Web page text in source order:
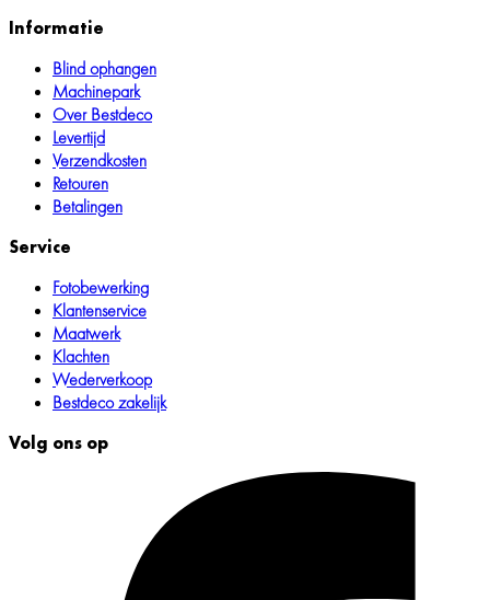
Informatie
Blind ophangen
Machinepark
Over Bestdeco
Levertijd
Verzendkosten
Retouren
Betalingen
Service
Fotobewerking
Klantenservice
Maatwerk
Klachten
Wederverkoop
Bestdeco zakelijk
Volg ons op